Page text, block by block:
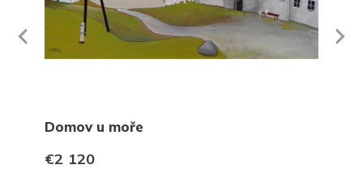
Domov u moře
€2 120
Next